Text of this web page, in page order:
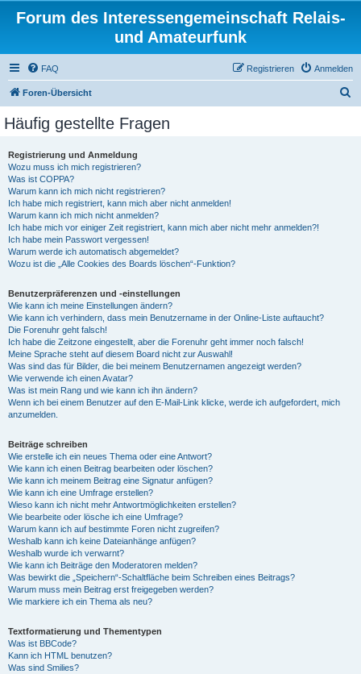
Forum des Interessengemeinschaft Relais-
und Amateurfunk
FAQ Anmelden
Registrieren
Foren-Übersicht
Häufig gestellte Fragen
Registrierung und Anmeldung
Wozu muss ich mich registrieren?
Was ist COPPA?
Warum kann ich mich nicht registrieren?
Ich habe mich registriert, kann mich aber nicht anmelden!
Warum kann ich mich nicht anmelden?
Ich habe mich vor einiger Zeit registriert, kann mich aber nicht mehr anmelden?!
Ich habe mein Passwort vergessen!
Warum werde ich automatisch abgemeldet?
Wozu ist die „Alle Cookies des Boards löschen“-Funktion?
Benutzerpräferenzen und -einstellungen
Wie kann ich meine Einstellungen ändern?
Wie kann ich verhindern, dass mein Benutzername in der Online-Liste auftaucht?
Die Forenuhr geht falsch!
Ich habe die Zeitzone eingestellt, aber die Forenuhr geht immer noch falsch!
Meine Sprache steht auf diesem Board nicht zur Auswahl!
Was sind das für Bilder, die bei meinem Benutzernamen angezeigt werden?
Wie verwende ich einen Avatar?
Was ist mein Rang und wie kann ich ihn ändern?
Wenn ich bei einem Benutzer auf den E-Mail-Link klicke, werde ich aufgefordert, mich
anzumelden.
Beiträge schreiben
Wie erstelle ich ein neues Thema oder eine Antwort?
Wie kann ich einen Beitrag bearbeiten oder löschen?
Wie kann ich meinem Beitrag eine Signatur anfügen?
Wie kann ich eine Umfrage erstellen?
Wieso kann ich nicht mehr Antwortmöglichkeiten erstellen?
Wie bearbeite oder lösche ich eine Umfrage?
Warum kann ich auf bestimmte Foren nicht zugreifen?
Weshalb kann ich keine Dateianhänge anfügen?
Weshalb wurde ich verwarnt?
Wie kann ich Beiträge den Moderatoren melden?
Was bewirkt die „Speichern“-Schaltfläche beim Schreiben eines Beitrags?
Warum muss mein Beitrag erst freigegeben werden?
Wie markiere ich ein Thema als neu?
Textformatierung und Thementypen
Was ist BBCode?
Kann ich HTML benutzen?
Was sind Smilies?